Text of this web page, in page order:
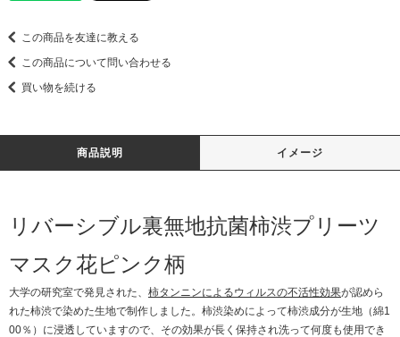
この商品を友達に教える
この商品について問い合わせる
買い物を続ける
商品説明 イメージ
リバーシブル裏無地抗菌柿渋プリーツ
マスク花ピンク柄
大学の研究室で発見された、 柿タンニンによるウィルスの不活性効果が認めら
れた柿渋で染めた生地で制作しました。柿渋染めによって柿渋成分が生地（綿1
00％）に浸透していますので、その効果が長く保持され洗って何度も使用でき